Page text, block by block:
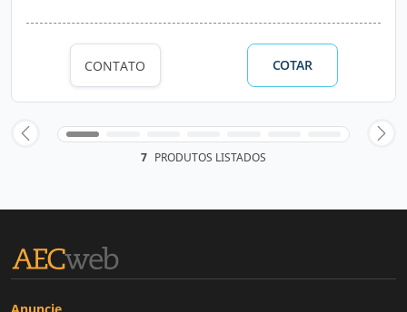
CONTATO COTAR
7 PRODUTOS LISTADOS